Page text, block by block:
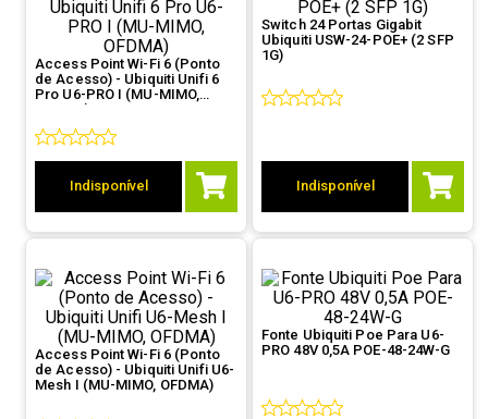
Access Point Wi-Fi 6 (Ponto
de Acesso) - Ubiquiti Unifi 6
Pro U6-PRO I (MU-MIMO,
OFDMA)
Indisponível
Switch 24 Portas Gigabit
Ubiquiti USW-24-POE+ (2 SFP
1G)
Indisponível
Access Point Wi-Fi 6 (Ponto
de Acesso) - Ubiquiti Unifi U6-
Mesh I (MU-MIMO, OFDMA)
Fonte Ubiquiti Poe Para U6-
PRO 48V 0,5A POE-48-24W-G
6º
jonsbo
8º
fractal
10º